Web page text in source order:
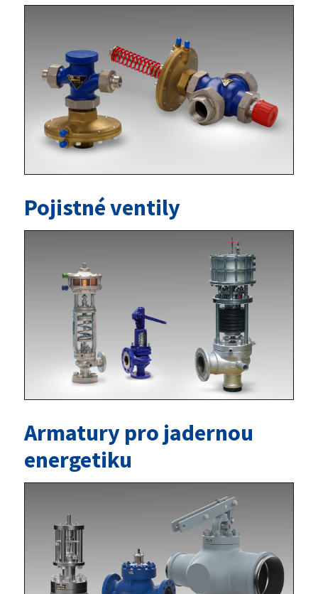
Pojistné ventily
Armatury pro jadernou
energetiku